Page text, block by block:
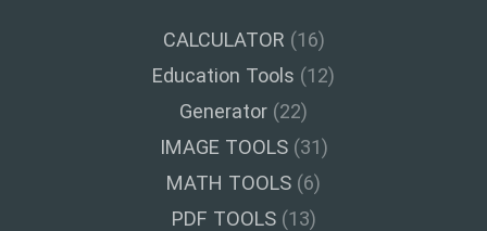
CALCULATOR (16)
Education Tools (12)
Generator (22)
IMAGE TOOLS(31)
MATH TOOLS (6)
PDF TOOLS(13)